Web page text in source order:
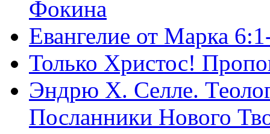
Фокина
Евангелие от Марка
Только Христос!
Эндрю Х. Селле.
Посланники Нового